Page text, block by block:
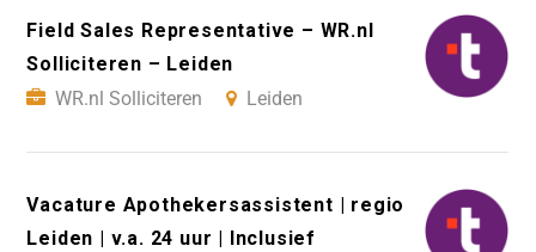
Field Sales Representative – WR.nl
Solliciteren – Leiden
WR.nl Solliciteren
Leiden
Vacature Apothekersassistent | regio
Leiden | v.a. 24 uur | Inclusief